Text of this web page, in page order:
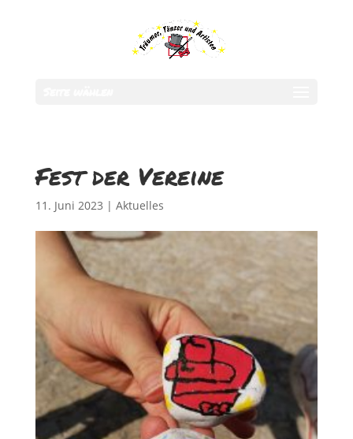
Fest der Vereine
11. Juni 2023 | Aktuelles